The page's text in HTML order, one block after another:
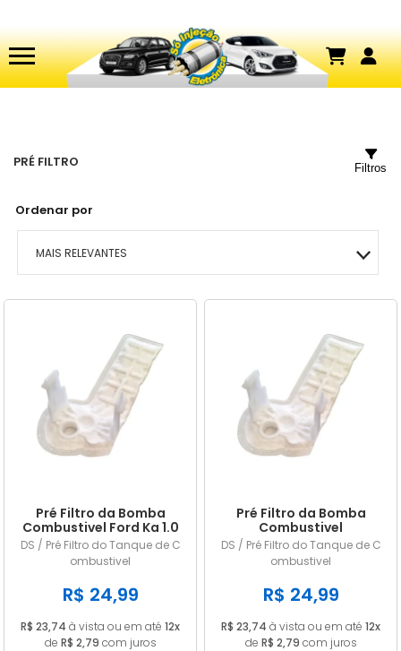
PRÉ FILTRO
Ordenar por
MAIS RELEVANTES
MAIS VENDIDOS
MAIOR PREÇO
A - Z
Filtros
Pré Filtro da Bomba
Combustivel Ford Ka 1.0
/ 1.6 8v Flex 2008 2009
2010
DS / Pré Filtro do Tanque de C
ombustivel
R$ 24,99
R$ 23,74 à vista ou em até 12x
de R$ 2,79 com juros
Pré Filtro da Bomba
Combustivel
Volkswagen Parati 1.6 1.8
8v Gasolina 1994 1995
1996 SPI
DS / Pré Filtro do Tanque de C
ombustivel
R$ 24,99
R$ 23,74 à vista ou em até 12x
de R$ 2,79 com juros